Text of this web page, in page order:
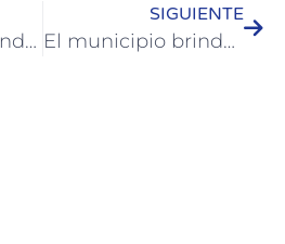
Colón recibió bandera y el certificado de Ciudad Comprometida con la Paz
SIGUIENTE
El municipio brinda información importante sobre evacuación y condiciones climáticas